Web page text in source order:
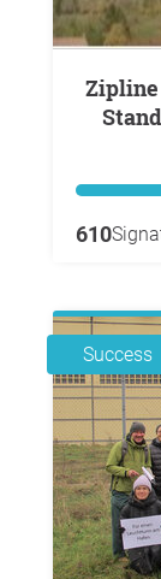
Zipline Todtmoos-Weg: Alternativer
610
Success